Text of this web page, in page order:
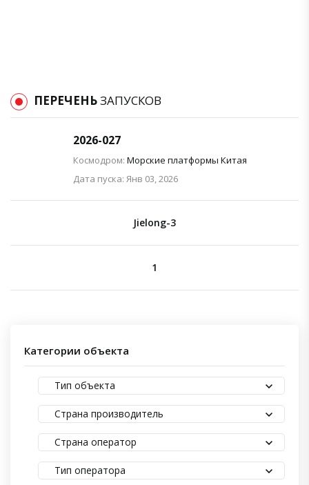
ПЕРЕЧЕНЬЗАПУСКОВ
2026-027
Космодром: Морские платформы Китая
Дата пуска: Янв 03, 2026
Jielong-3
1
Категории объекта
Тип объекта
Страна производитель
Страна оператор
Тип оператора